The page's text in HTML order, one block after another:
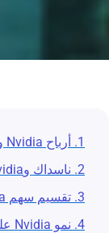
1. أرباح Nvidia وأدائها القوي
2. ناسداك وNvidia: علاقة قوية
3. تقسيم سهم Nvidia: ما هو التأثير؟
4. نمو Nvidia على المدى الطويل: ما هو التالي؟